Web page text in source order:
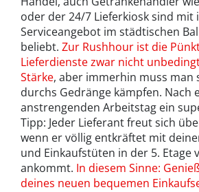
oder der 24/7 Lieferkiosk sind mit
Serviceangebot im städtischen
beliebt. Zur Rushhour ist die
Lieferdienste zwar nicht
Stärke, aber immerhin muss man
durchs Gedränge kämpfen. Nach
anstrengenden Arbeitstag ein
Tipp: Jeder Lieferant freut sich
wenn er völlig entkräftet mit
und Einkaufstüten in der 5. Etage
ankommt. In diesem Sinne:
deines neuen bequemen